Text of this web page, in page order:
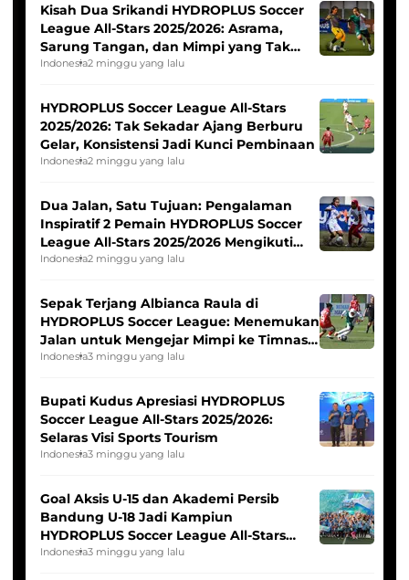
Kisah Dua Srikandi HYDROPLUS Soccer
League All-Stars 2025/2026: Asrama,
Sarung Tangan, dan Mimpi yang Tak
Pernah Padam
Indonesia2 minggu yang lalu
HYDROPLUS Soccer League All-Stars
2025/2026: Tak Sekadar Ajang Berburu
Gelar, Konsistensi Jadi Kunci Pembinaan
Indonesia2 minggu yang lalu
Dua Jalan, Satu Tujuan: Pengalaman
Inspiratif 2 Pemain HYDROPLUS Soccer
League All-Stars 2025/2026 Mengikuti
Seleksi Timnas Indonesia Putri
Indonesia2 minggu yang lalu
Sepak Terjang Albianca Raula di
HYDROPLUS Soccer League: Menemukan
Jalan untuk Mengejar Mimpi ke Timnas
Indonesia Putri
Indonesia3 minggu yang lalu
Bupati Kudus Apresiasi HYDROPLUS
Soccer League All-Stars 2025/2026:
Selaras Visi Sports Tourism
Indonesia3 minggu yang lalu
Goal Aksis U-15 dan Akademi Persib
Bandung U-18 Jadi Kampiun
HYDROPLUS Soccer League All-Stars
2025/2026
Indonesia3 minggu yang lalu